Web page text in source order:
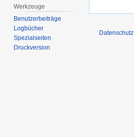
Werkzeuge
Benutzerbeiträge
Logbücher
Spezialseiten
Druckversion
Datenschutz